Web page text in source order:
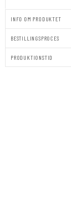
INFO OM PRODUKTET
BESTILLINGSPROCES
PRODUKTIONSTID